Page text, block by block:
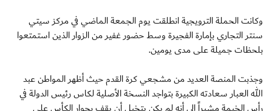
وكانت الحملة الترويجية انطلقت يوم الجمعة الماضي في مركز سيتي
سنتر التجاري بإمارة الفجيرة وسط حضور غفير من الزوار الذين استمتعوا
بلحظات جميلة على مدى يومين.
وجذبت المنصة العديد من مشجعي كرة القدم حيث أظهر المواطن عبد
الله العبار سعادته الكبيرة بتواجد النسخة الأصلية لكاس رئيس الدولة في